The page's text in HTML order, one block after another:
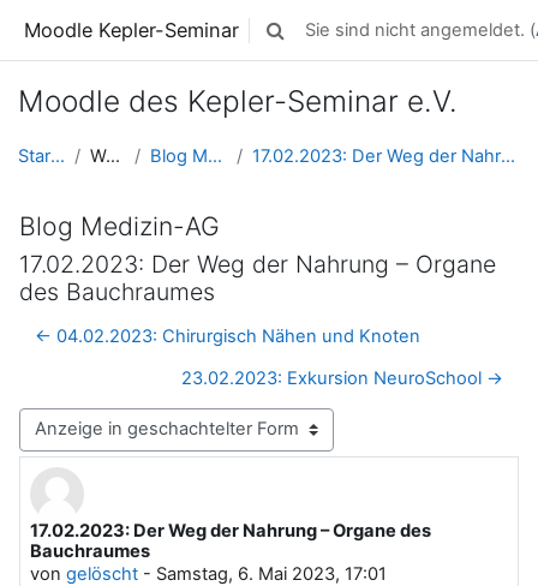
Moodle Kepler-Seminar Sucheingabe umschalten
Sie sind nicht angemeldet. (
Moodle des Kepler-Seminar e.V.
Startseite Website Blog Medizin-AG 17.02.2023: Der Weg der Nahrung – Organe des Bauc...
Blog Medizin-AG
17.02.2023: Der Weg der Nahrung – Organe
des Bauchraumes
← 04.02.2023: Chirurgisch Nähen und Knoten
23.02.2023: Exkursion NeuroSchool →
Anzeigemodus
17.02.2023: Der Weg der Nahrung – Organe des
Bauchraumes
von gelöscht - Samstag, 6. Mai 2023, 17:01
Anzahl Antworten: 0